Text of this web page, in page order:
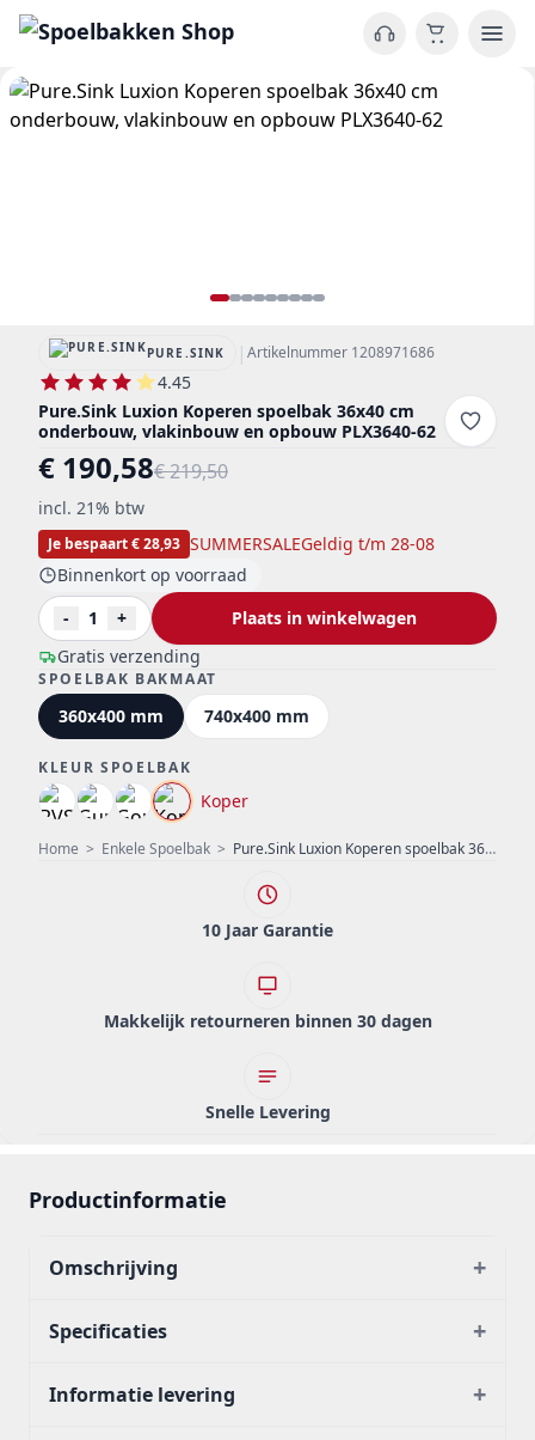
Home > Enkele Spoelbak > Pure.Sink Luxion Koperen spoelbak 36x40 cm onderbouw, vlakinbouw en opbouw PLX3640-62
PURE.SINK | Artikelnummer 1208971686
4.45
Pure.Sink Luxion Koperen spoelbak 36x40 cm
onderbouw, vlakinbouw en opbouw PLX3640-62
€ 190,58€ 219,50
incl. 21% btw
Je bespaart € 28,93 SUMMERSALEGeldig t/m 28-08
Gratis verzending
Binnenkort op voorraad
-
1 + Plaats in winkelwagen
SPOELBAK BAKMAAT
360x400 mm 740x400 mm
KLEUR SPOELBAK
Koper
10 Jaar Garantie
Makkelijk retourneren binnen 30 dagen
Snelle Levering
Productinformatie
Omschrijving +
Specificaties +
Informatie levering +